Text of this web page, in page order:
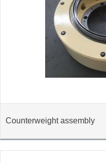
Counterweight assembly